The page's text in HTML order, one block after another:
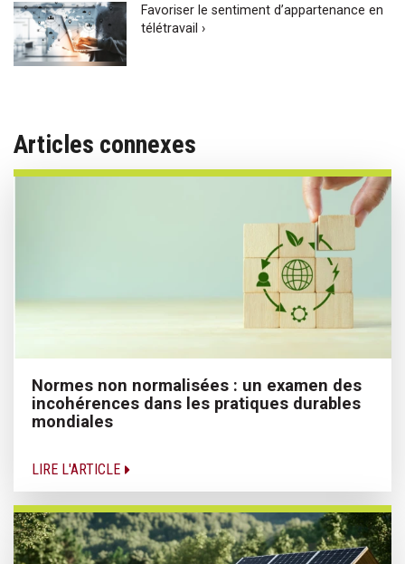
Favoriser le sentiment d’appartenance en
télétravail ›
Articles connexes
Normes non normalisées : un examen des
incohérences dans les pratiques durables
mondiales
LIRE L'ARTICLE